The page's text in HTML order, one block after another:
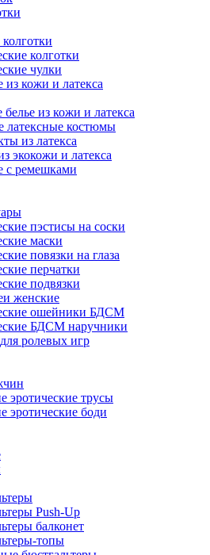
колготки
чулки
из кожи и латекса
белье из кожи и латекса
латексные костюмы
из латекса
экокожи и латекса
с ремешками
пэстисы на соски
маски
повязки на глаза
перчатки
подвязки
женские
ошейники БДСМ
БДСМ наручники
ролевых игр
эротические трусы
эротические боди
Push-Up
балконет
топы